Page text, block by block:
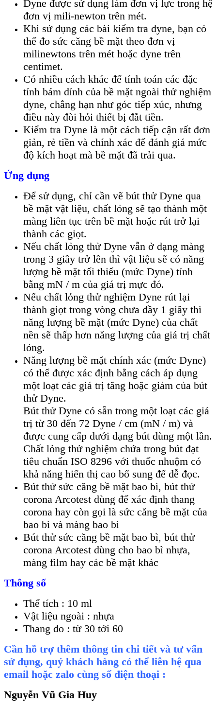
Dyne được sử dụng làm đơn vị lực trong hệ
đơn vị mili-newton trên mét.
Khi sử dụng các bài kiểm tra dyne, bạn có
thể đo sức căng bề mặt theo đơn vị
milinewtons trên mét hoặc dyne trên
centimet.
Có nhiều cách khác để tính toán các đặc
tính bám dính của bề mặt ngoài thử nghiệm
dyne, chẳng hạn như góc tiếp xúc, nhưng
điều này đòi hỏi thiết bị đắt tiền.
Kiểm tra Dyne là một cách tiếp cận rất đơn
giản, rẻ tiền và chính xác để đánh giá mức
độ kích hoạt mà bề mặt đã trải qua.
Ứng dụng
Để sử dụng, chỉ cần vẽ bút thử Dyne qua
bề mặt vật liệu, chất lỏng sẽ tạo thành một
màng liên tục trên bề mặt hoặc rút trở lại
thành các giọt.
Nếu chất lỏng thử Dyne vẫn ở dạng màng
trong 3 giây trở lên thì vật liệu sẽ có năng
lượng bề mặt tối thiểu (mức Dyne) tính
bằng mN / m của giá trị mực đó.
Nếu chất lỏng thử nghiệm Dyne rút lại
thành giọt trong vòng chưa đầy 1 giây thì
năng lượng bề mặt (mức Dyne) của chất
nền sẽ thấp hơn năng lượng của giá trị chất
lỏng.
Năng lượng bề mặt chính xác (mức Dyne)
có thể được xác định bằng cách áp dụng
một loạt các giá trị tăng hoặc giảm của bút
thử Dyne.
Bút thử Dyne có sẵn trong một loạt các giá
trị từ 30 đến 72 Dyne / cm (mN / m) và
được cung cấp dưới dạng bút dùng một lần.
Chất lỏng thử nghiệm chứa trong bút đạt
tiêu chuẩn ISO 8296 với thuốc nhuộm có
khả năng hiển thị cao bổ sung để dễ đọc.
Bút thử sức căng bề mặt bao bì, bút thử
corona Arcotest dùng để xác định thang
corona hay còn gọi là sức căng bề mặt của
bao bì và màng bao bì
Bút thử sức căng bề mặt bao bì, bút thử
corona Arcotest dùng cho bao bì nhựa,
màng film hay các bề mặt khác
Thông số
Thể tích : 10 ml
Vật liệu ngoài : nhựa
Thang đo : từ 30 tới 60
Cần hỗ trợ thêm thông tin chi tiết và tư vấn
sử dụng, quý khách hàng có thể liên hệ qua
email hoặc zalo cùng số điện thoại :
Nguyễn Vũ Gia Huy